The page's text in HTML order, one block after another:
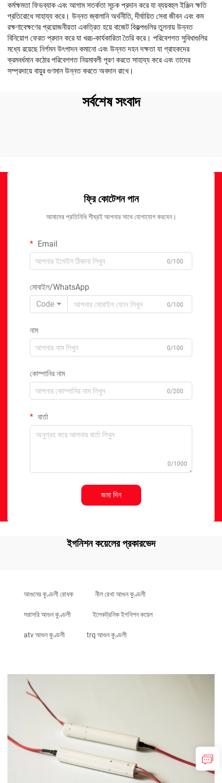
কর্মক্ষমতা ফিডব্যাক এবং আগাম সতর্কতা সূচক প্রদান করে যা ব্যয়বহুল ইঞ্জিন ক্ষতি
প্রতিরোধে সাহায্য করে। উন্নত জ্বালানি অর্থনীতি, দীর্ঘায়িত সেবা জীবন এবং কম
রক্ষণাবেক্ষণের প্রয়োজনীয়তা একত্রিত হয়ে বাজেট বিকল্পগুলির তুলনায় উন্নত
বিনিয়োগ ফেরত প্রদান করে যা খরচ-কার্যকারিতা তৈরি করে। পরিবেশগত সুবিধাগুলির
মধ্যে রয়েছে নির্গমন উৎপাদন কমানো এবং উন্নত দহন দক্ষতা যা গ্রাহকদের
ক্রমবর্ধমান কঠোর পরিবেশগত নিয়মাবলী পূরণ করতে সাহায্য করে এবং তাদের
সম্প্রদায়ে বায়ুর গুণমান উন্নত করতে অবদান রাখে।
সর্বশেষ সংবাদ
ফ্রি কোটেশন পান
আমাদের প্রতিনিধি শীঘ্রই আপনার সাথে যোগাযোগ করবেন।
Email
0/100
মোবাইল/WhatsApp
Code
0/100
নাম
0/100
কোম্পানির নাম
0/200
বার্তা
0/1000
জমা দিন
ইগনিশন কয়েলের প্রকারভেদ
আগুনের কুণ্ডলী রোধক নীল রেখা আগুন কুণ্ডলী
সরাসরি আগুন কুণ্ডলী ইলেকট্রনিক ইগনিশন কয়েল
atv আগুন কুণ্ডলী trq আগুন কুণ্ডলী